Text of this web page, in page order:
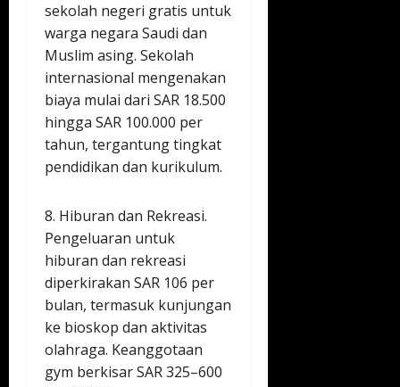
sekolah negeri gratis untuk
warga negara Saudi dan
Muslim asing. Sekolah
internasional mengenakan
biaya mulai dari SAR 18.500
hingga SAR 100.000 per
tahun, tergantung tingkat
pendidikan dan kurikulum.
8. Hiburan dan Rekreasi.
Pengeluaran untuk
hiburan dan rekreasi
diperkirakan SAR 106 per
bulan, termasuk kunjungan
ke bioskop dan aktivitas
olahraga. Keanggotaan
gym berkisar SAR 325–600